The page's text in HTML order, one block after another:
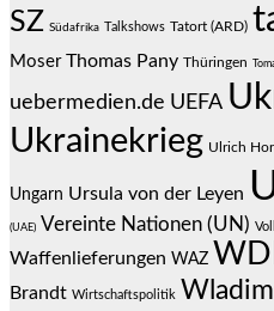
SZ Südafrika Talkshows Tatort (ARD)
Moser Thomas Pany Thüringen
uebermedien.de UEFA
Ukrainekrieg Ulrich
Ungarn Ursula von der Leyen
(UAE) Vereinte Nationen (UN)
Waffenlieferungen WAZ
Brandt Wirtschaftspolitik